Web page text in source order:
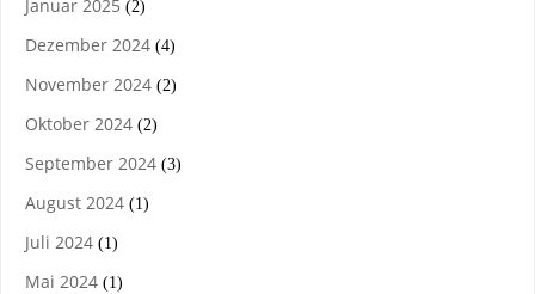
Januar 2025 (2)
Dezember 2024 (4)
November 2024 (2)
Oktober 2024 (2)
September 2024 (3)
August 2024 (1)
Juli 2024 (1)
Mai 2024 (1)